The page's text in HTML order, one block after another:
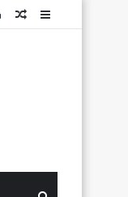
Sidebar
Articolo
Log